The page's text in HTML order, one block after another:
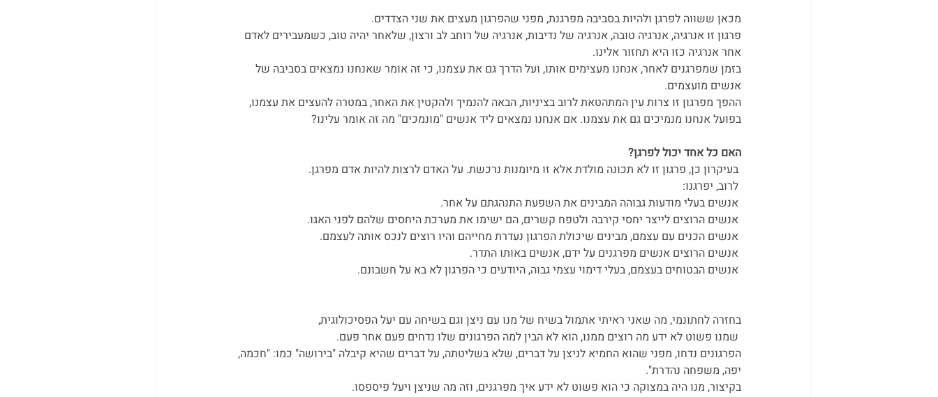
מכאן ששווה לפרגן ולהיות בסביבה מפרגנת, מפני שהפרגון מעצים את שני הצדדים.
פרגון זו אנרגיה, אנרגיה טובה, אנרגיה של נדיבות, אנרגיה של רוחב לב ורצון, שלאחר יהיה טוב, כשמעבירים לאדם
אחר אנרגיה כזו היא תחזור אלינו.
בזמן שמפרגנים לאחר, אנחנו מעצימים אותו, ועל הדרך גם את עצמנו, כי זה אומר שאנחנו נמצאים בסביבה של
אנשים מועצמים.
ההפך מפרגון זו צרות עין המתהטאת לרוב בציניות, הבאה להנמיך ולהקטין את האחר, במטרה להעצים את עצמנו,
בפועל אנחנו מנמיכים גם את עצמנו. אם אנחנו נמצאים ליד אנשים "מונמכים" מה זה אומר עלינו?
האם כל אחד יכול לפרגן?
בחזרה לחתונמי, מה שאני ראיתי אתמול בשיח של מנו עם ניצן וגם בשיחה עם יעל הפסיכולוגית,
הפרגונים נדחו, מפני שהוא החמיא לניצן על דברים, שלא בשליטתה, על דברים שהיא קיבלה "בירושה" כמו: "חכמה,
יפה, משפחה נהדרת".
בקיצור, מנו היה במצוקה כי הוא פשוט לא ידע איך מפרגנים, וזה מה שניצן ויעל פיספסו.